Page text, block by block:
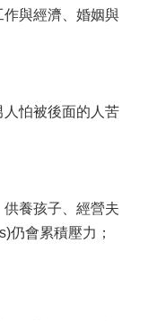
與經濟、婚姻與
怕被後面的人苦
養孩子、經營夫
仍會累積壓力；